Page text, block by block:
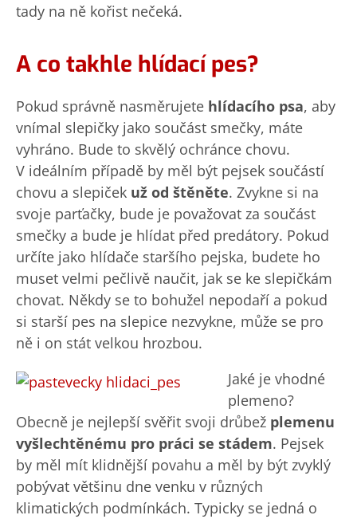
tady na ně kořist nečeká.
A co takhle hlídací pes?
Pokud správně nasměrujete hlídacího psa, aby
vnímal slepičky jako součást smečky, máte
vyhráno. Bude to skvělý ochránce chovu.
V ideálním případě by měl být pejsek součástí
chovu a slepiček už od štěněte. Zvykne si na
svoje parťačky, bude je považovat za součást
smečky a bude je hlídat před predátory. Pokud
určíte jako hlídače staršího pejska, budete ho
muset velmi pečlivě naučit, jak se ke slepičkám
chovat. Někdy se to bohužel nepodaří a pokud
si starší pes na slepice nezvykne, může se pro
ně i on stát velkou hrozbou.
Jaké je vhodné
plemeno?
Obecně je nejlepší svěřit svoji drůbež plemenu
vyšlechtěnému pro práci se stádem. Pejsek
by měl mít klidnější povahu a měl by být zvyklý
pobývat většinu dne venku v různých
klimatických podmínkách. Typicky se jedná o